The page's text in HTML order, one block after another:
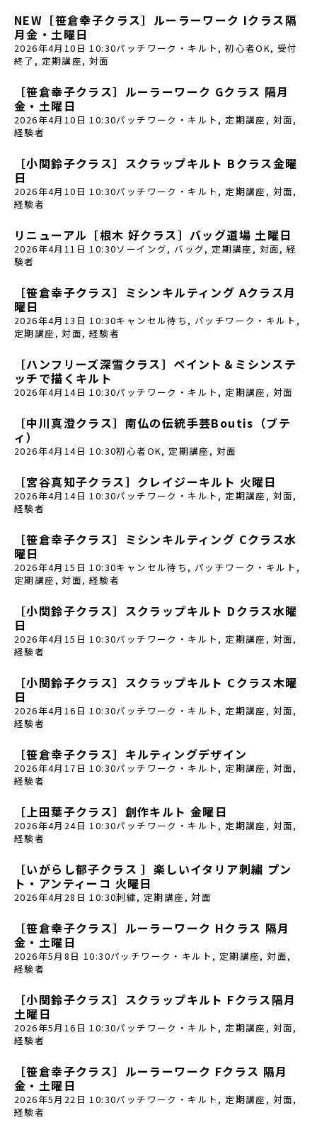
NEW［笹倉幸子クラス］ルーラーワーク Iクラス隔
月金・土曜日
2026年4月10日 10:30パッチワーク・キルト ,初心者OK, 受付
終了 , 定期講座,対面
［笹倉幸子クラス］ルーラーワーク Gクラス 隔月
金・土曜日
2026年4月10日 10:30パッチワーク・キルト , 定期講座 , 対面,
経験者
［小関鈴子クラス］スクラップキルト Bクラス金曜
日
2026年4月10日 10:30パッチワーク・キルト , 定期講座 , 対面,
経験者
リニューアル［根木 好クラス］バッグ道場 土曜日
2026年4月11日 10:30ソーイング, バッグ, 定期講座 , 対面,経
験者
［笹倉幸子クラス］ミシンキルティング Aクラス月
曜日
2026年4月13日 10:30キャンセル待ち , パッチワーク・キルト ,
定期講座 ,対面,経験者
［ハンフリーズ深雪クラス］ペイント＆ミシンステ
ッチで描くキルト
2026年4月14日 10:30パッチワーク・キルト , 定期講座 , 対面
［中川真澄クラス］南仏の伝統手芸Boutis（ブテ
ィ）
2026年4月14日 10:30初心者OK, 定期講座 , 対面
［宮谷真知子クラス］クレイジーキルト 火曜日
2026年4月14日 10:30パッチワーク・キルト , 定期講座 , 対面,
経験者
［笹倉幸子クラス］ミシンキルティング Cクラス水
曜日
2026年4月15日 10:30キャンセル待ち , パッチワーク・キルト ,
定期講座 ,対面,経験者
［小関鈴子クラス］スクラップキルト Dクラス水曜
日
2026年4月15日 10:30パッチワーク・キルト , 定期講座 , 対面,
経験者
［小関鈴子クラス］スクラップキルト Cクラス木曜
日
2026年4月16日 10:30パッチワーク・キルト , 定期講座 , 対面,
経験者
［笹倉幸子クラス］キルティングデザイン
2026年4月17日 10:30パッチワーク・キルト , 定期講座 , 対面,
経験者
［上田葉子クラス］創作キルト 金曜日
2026年4月24日 10:30パッチワーク・キルト , 定期講座 , 対面,
経験者
［いがらし郁子クラス ］楽しいイタリア刺繍 プン
ト・アンティーコ 火曜日
2026年4月28日 10:30刺繍, 定期講座 ,対面
［笹倉幸子クラス］ルーラーワーク Hクラス 隔月
金・土曜日
2026年5月8日 10:30パッチワーク・キルト , 定期講座,対面,
経験者
［小関鈴子クラス］スクラップキルト Fクラス隔月
土曜日
2026年5月16日 10:30パッチワーク・キルト , 定期講座 , 対面,
経験者
［笹倉幸子クラス］ルーラーワーク Fクラス 隔月
金・土曜日
2026年5月22日 10:30パッチワーク・キルト , 定期講座 , 対面,
経験者